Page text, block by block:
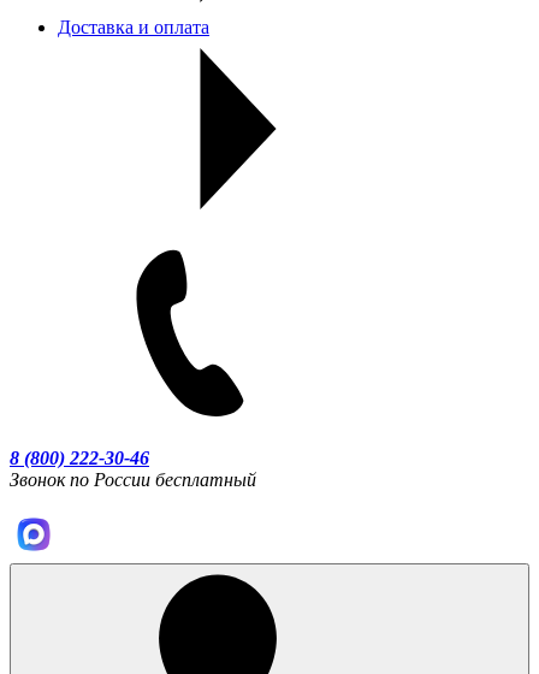
Доставка и оплата
8 (800) 222-30-46
Звонок по России бесплатный